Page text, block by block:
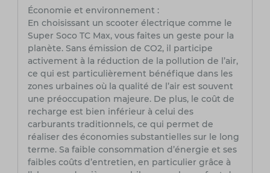
Économie et environnement :
En choisissant un scooter électrique comme le
Super Soco TC Max, vous faites un geste pour la
planète. Sans émission de CO2, il participe
activement à la réduction de la pollution de l’air,
ce qui est particulièrement bénéfique dans les
zones urbaines où la qualité de l’air est souvent
une préoccupation majeure. De plus, le coût de
recharge est bien inférieur à celui des
carburants traditionnels, ce qui permet de
réaliser des économies substantielles sur le long
terme. Sa faible consommation d’énergie et ses
faibles coûts d’entretien, en particulier grâce à